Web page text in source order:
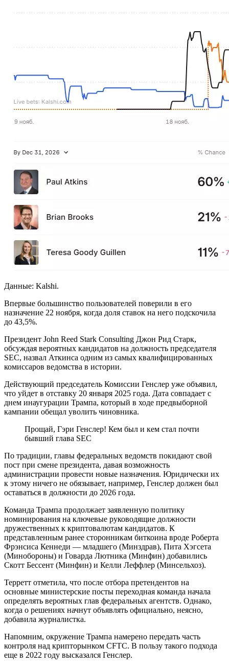
Данные: Kalshi.
Впервые большинство пользователей поверили в его
назначение 22 ноября, когда доля ставок на него подскочила
до 43,5%.
Президент John Reed Stark Consulting Джон Рид Старк,
обсуждая вероятных кандидатов на должность председателя
SEC, назвал Аткинса одним из самых квалифицированных
комиссаров ведомства в истории.
Действующий председатель Комиссии Генслер уже объявил,
что уйдет в отставку 20 января 2025 года. Дата совпадает с
днем инаугурации Трампа, который в ходе предвыборной
кампании обещал уволить чиновника.
Прощай, Гэри Генслер! Кем был и кем стал почти
бывший глава SEC
По традиции, главы федеральных ведомств покидают свой
пост при смене президента, давая возможность
администрации провести новые назначения. Юридически их
к этому ничего не обязывает, например, Генслер должен был
оставаться в должности до 2026 года.
Команда Трампа продолжает заявленную политику
номинирования на ключевые руководящие должности
дружественных к криптовалютам кандидатов. К
представленным ранее сторонникам биткоина вроде Роберта
Фрэнсиса Кеннеди — младшего (Минздрав), Пита Хэгсета
(Минобороны) и Говарда Лютника (Минфин) добавились
Скотт Бессент (Минфин) и Келли Леффлер (Минсельхоз).
Терретт отметила, что после отбора претендентов на
основные министерские посты переходная команда начала
определять вероятных глав федеральных агентств. Однако,
когда о решениях начнут объявлять официально, неясно,
добавила журналистка.
Напомним, окружение Трампа намерено передать часть
контроля над крипторынком CFTC. В пользу такого подхода
еще в 2022 году высказался Генслер.